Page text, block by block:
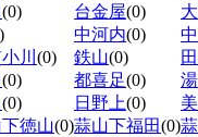
(0) 台金屋(0)
中河内(0)
川 (0) 鉄山(0)
(0) 都喜足(0)
(0) 日野上(0)
徳山(0)蒜山下福田(0)